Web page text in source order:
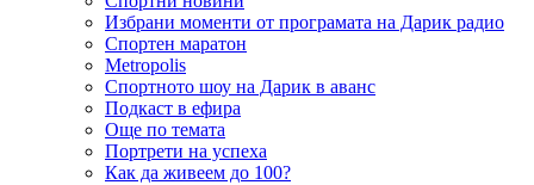
Избрани моменти от програмата на Дарик радио
Спортен маратон
Metropolis
Спортното шоу на Дарик в аванс
Подкаст в ефира
Още по темата
Портрети на успеха
Как да живеем до 100?